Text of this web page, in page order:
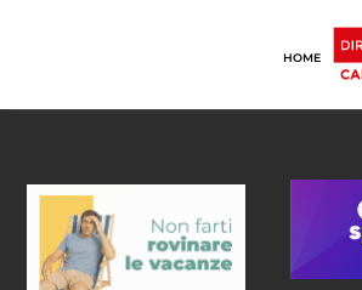
HOME